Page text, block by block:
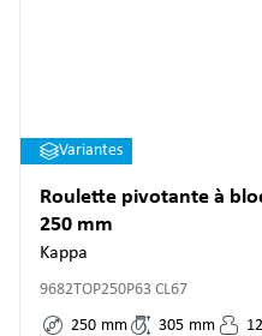
Variantes
Roulette pivotante à
250 mm
Kappa
9682TOP250P63 CL67
250 mm 305 mm